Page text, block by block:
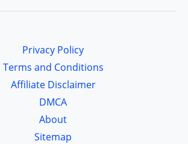
Privacy Policy
Terms and Conditions
Affiliate Disclaimer
DMCA
About
Sitemap